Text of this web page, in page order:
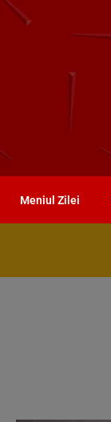
Meniul Zilei